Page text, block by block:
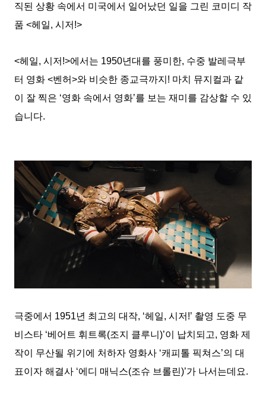
직된 상황 속에서 미국에서 일어났던 일을 그린 코미디 작
품 <헤일, 시저!>
<헤일, 시저!>에서는 1950년대를 풍미한, 수중 발레극부
터 영화 <벤허>와 비슷한 종교극까지! 마치 뮤지컬과 같
이 잘 찍은 ‘영화 속에서 영화’를 보는 재미를 감상할 수 있
습니다.
극중에서 1951년 최고의 대작, ‘헤일, 시저!’ 촬영 도중 무
비스타 ‘베어트 휘트록(조지 클루니)’이 납치되고, 영화 제
작이 무산될 위기에 처하자 영화사 ‘캐피톨 픽쳐스’의 대
표이자 해결사 ‘에디 매닉스(조슈 브롤린)’가 나서는데요.